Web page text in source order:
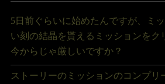
5日前ぐらいに始めたんですが、ミ
い刻の結晶を貰えるミッションをク
今からじゃ厳しいですか？
ストーリーのミッションのコンプリ